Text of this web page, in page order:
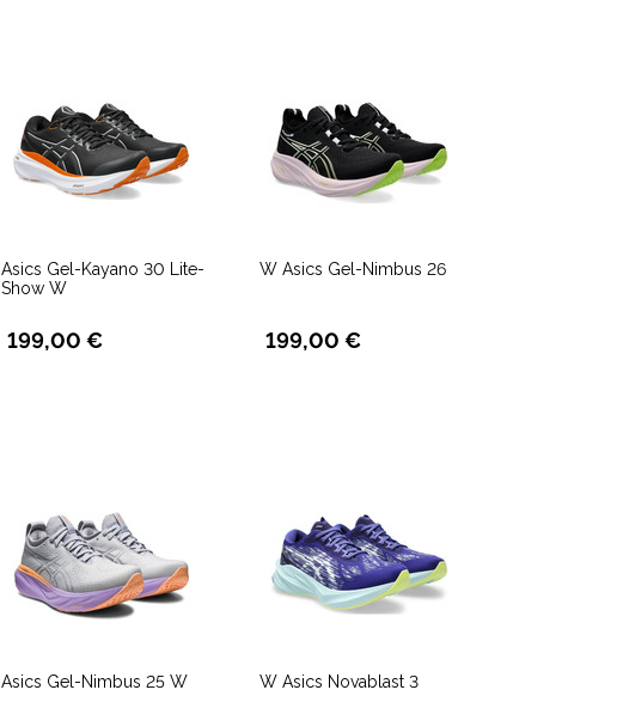
Asics Gel-Kayano 30 Lite-
Show W
199,00 €
W Asics Gel-Nimbus 26
199,00 €
Asics Gel-Nimbus 25 W W Asics Novablast 3